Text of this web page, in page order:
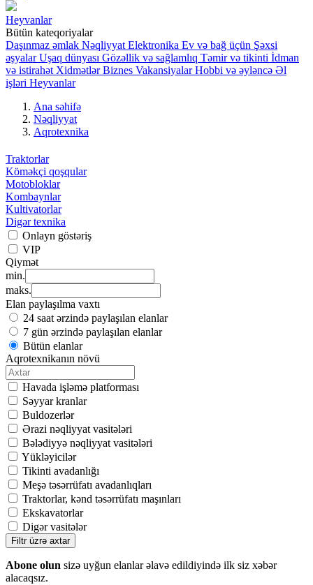
Heyvanlar
Bütün kateqoriyalar
Daşınmaz əmlak Nəqliyyat Elektronika Ev və bağ üçün Şəxsi
əşyalar Uşaq dünyası Gözəllik və sağlamlıq Təmir və tikinti İdman
və istirahət Xidmətlər Biznes Vakansiyalar Hobbi və əyləncə Əl
işləri Heyvanlar
Ana səhifə
Nəqliyyat
Aqrotexnika
Traktorlar
Köməkçi qoşqular
Motobloklar
Kombaynlar
Kultivatorlar
Digər texnika
Onlayn göstəriş
VIP
Qiymət
min.
maks.
Elan paylaşılma vaxtı
24 saat ərzində paylaşılan elanlar
7 gün ərzində paylaşılan elanlar
Bütün elanlar
Aqrotexnikanın növü
Havada işləmə platforması
Səyyar kranlar
Buldozerlər
Ərazi nəqliyyat vasitələri
Bələdiyyə nəqliyyat vasitələri
Yükləyicilər
Tikinti avadanlığı
Meşə təsərrüfatı avadanlıqları
Traktorlar, kənd təsərrüfatı maşınları
Ekskavatorlar
Digər vasitələr
Filtr üzrə axtar
Abone olun sizə uyğun elanlar əlavə edildiyində ilk siz xəbər
alacaqsız.